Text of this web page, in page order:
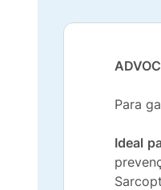
Para
Ideal